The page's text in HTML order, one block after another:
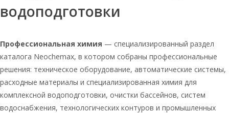
воды 25кг
Мозырь соль оптом таблетированная
25
Соль таблетированная
универсальная 25 кг
Руссоль 1 кг
водоподготовки
Профессиональная химия — специализированный раздел
каталога Neochemax, в котором собраны профессиональные
решения: техническое оборудование, автоматические системы,
расходные материалы и специализированная химия для
комплексной водоподготовки, очистки бассейнов, систем
водоснабжения, технологических контуров и промышленных